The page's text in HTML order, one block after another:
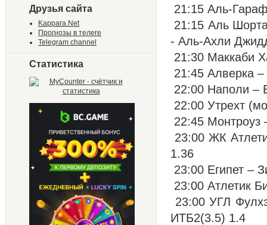
Друзья сайта
Kappara.Net
Прогнозы в телеге
Telegram channel
Статистика
21:15 Аль-
21:15 Аль
- Аль-Ахли
21:30 Маккаби
21:45 Алверка
22:00 Наполи –
22:00 Утрехт
22:45 Монтроуз
23:00 ЖК
1.36
23:00 Египет –
23:00 Атлетик
23:00 УГЛ
ИТБ2(3.5) 1.4